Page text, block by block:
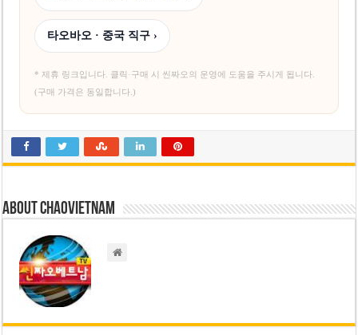
타오바오 · 중국 직구 ›
* 제휴 링크입니다. 클릭·구매 시 씬짜오의 운영에 도움을 주시게 됩니다.
(구매 가격은 동일합니다.)
About chaovietnam